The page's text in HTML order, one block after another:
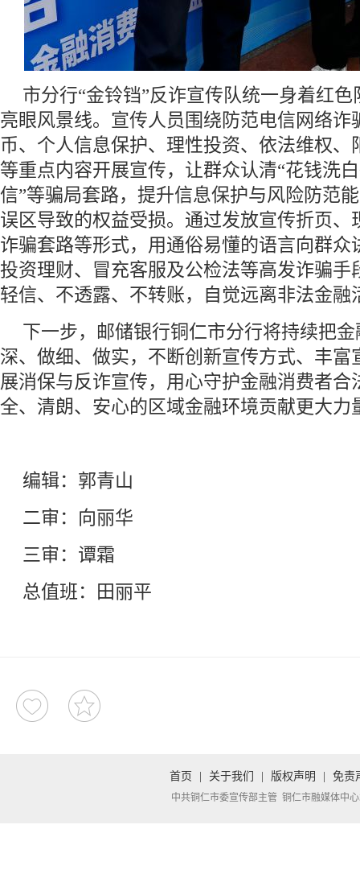
市分行“金铃铛”反诈宣传队统一身着红
亮眼风景线。宣传人员围绕防范电信网络诈
币、个人信息保护、理性投资、依法维权、
等重点内容开展宣传，让群众认清“花钱洗
信”等骗局套路，提升信息保护与风险防范
误区导致的权益受损。通过发放宣传折页、
诈骗套路等形式，用通俗易懂的语言向群众
投资理财、冒充客服及公检法等高发诈骗手
轻信、不透露、不转账，自觉远离非法金融
下一步，邮储银行铜仁市分行将持续把
深、做细、做实，不断创新宣传方式、丰富
展消保与反诈宣传，用心守护金融消费者合
全、清朗、安心的区域金融环境贡献更大力
编辑：郭青山
二审：向丽华
三审：谭霜
总值班：田丽平
首页 关于我们 版权声明 免责
中共铜仁市委宣传部主管 铜仁市融媒体中心